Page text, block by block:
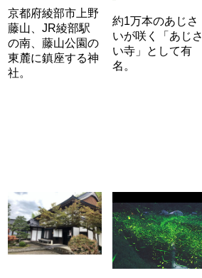
京都府綾部市上野
藤山、JR綾部駅
の南、藤山公園の
東麓に鎮座する神
社。
約1万本のあじさ
いが咲く「あじさ
い寺」として有
名。